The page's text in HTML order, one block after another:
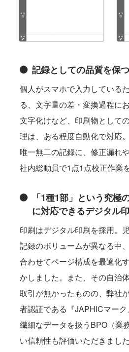
記録としての品質を保
個人がスマホで入力している
る、文字量の差・変換過程に
文字化けなど、印刷物として
理は、ある程度自動化で対応
唯一無二の記録に、修正漏れ
社内総動員で1点1点校正作業
「1種1部」という究極
に対応できるデジタル
印刷はデジタル印刷を採用。
記録のボリュームが異なる中
合わせてページ構成を最適化
かしました。また、その自治
取引が無かったものの、弊社
者認証である『JAPHICマーク
繊細なデータを扱うBPO（業
い信頼性も評価いただきました